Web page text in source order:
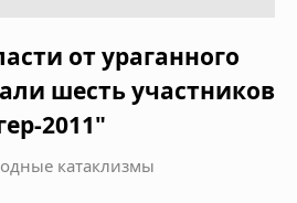
от ураганного
шесть участников
2011"
катаклизмы